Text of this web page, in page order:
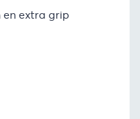
en extra grip